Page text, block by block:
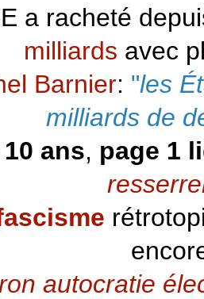
a racheté
milliards avec
Barnier: "les
milliards de
10 ans, page 1
autocratie